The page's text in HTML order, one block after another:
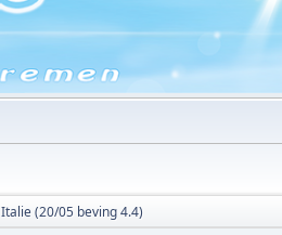
(20/05 beving 4.4)